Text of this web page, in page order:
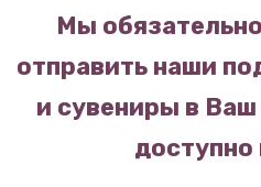
Мы
отправить наши
и сувениры в
доступно